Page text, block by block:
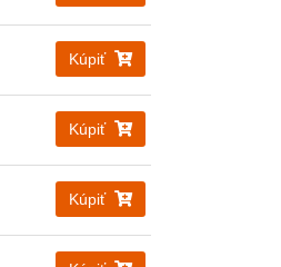
Kúpiť
Kúpiť
Kúpiť